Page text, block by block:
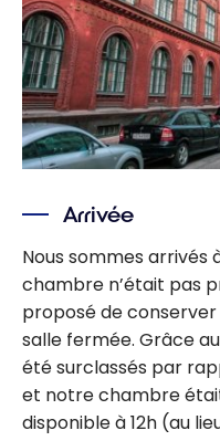
Arrivée
Nous sommes arrivés
chambre n’était pas
proposé de conserver
salle fermée. Grâce
été surclassés par
et notre chambre
disponible à 12h (au